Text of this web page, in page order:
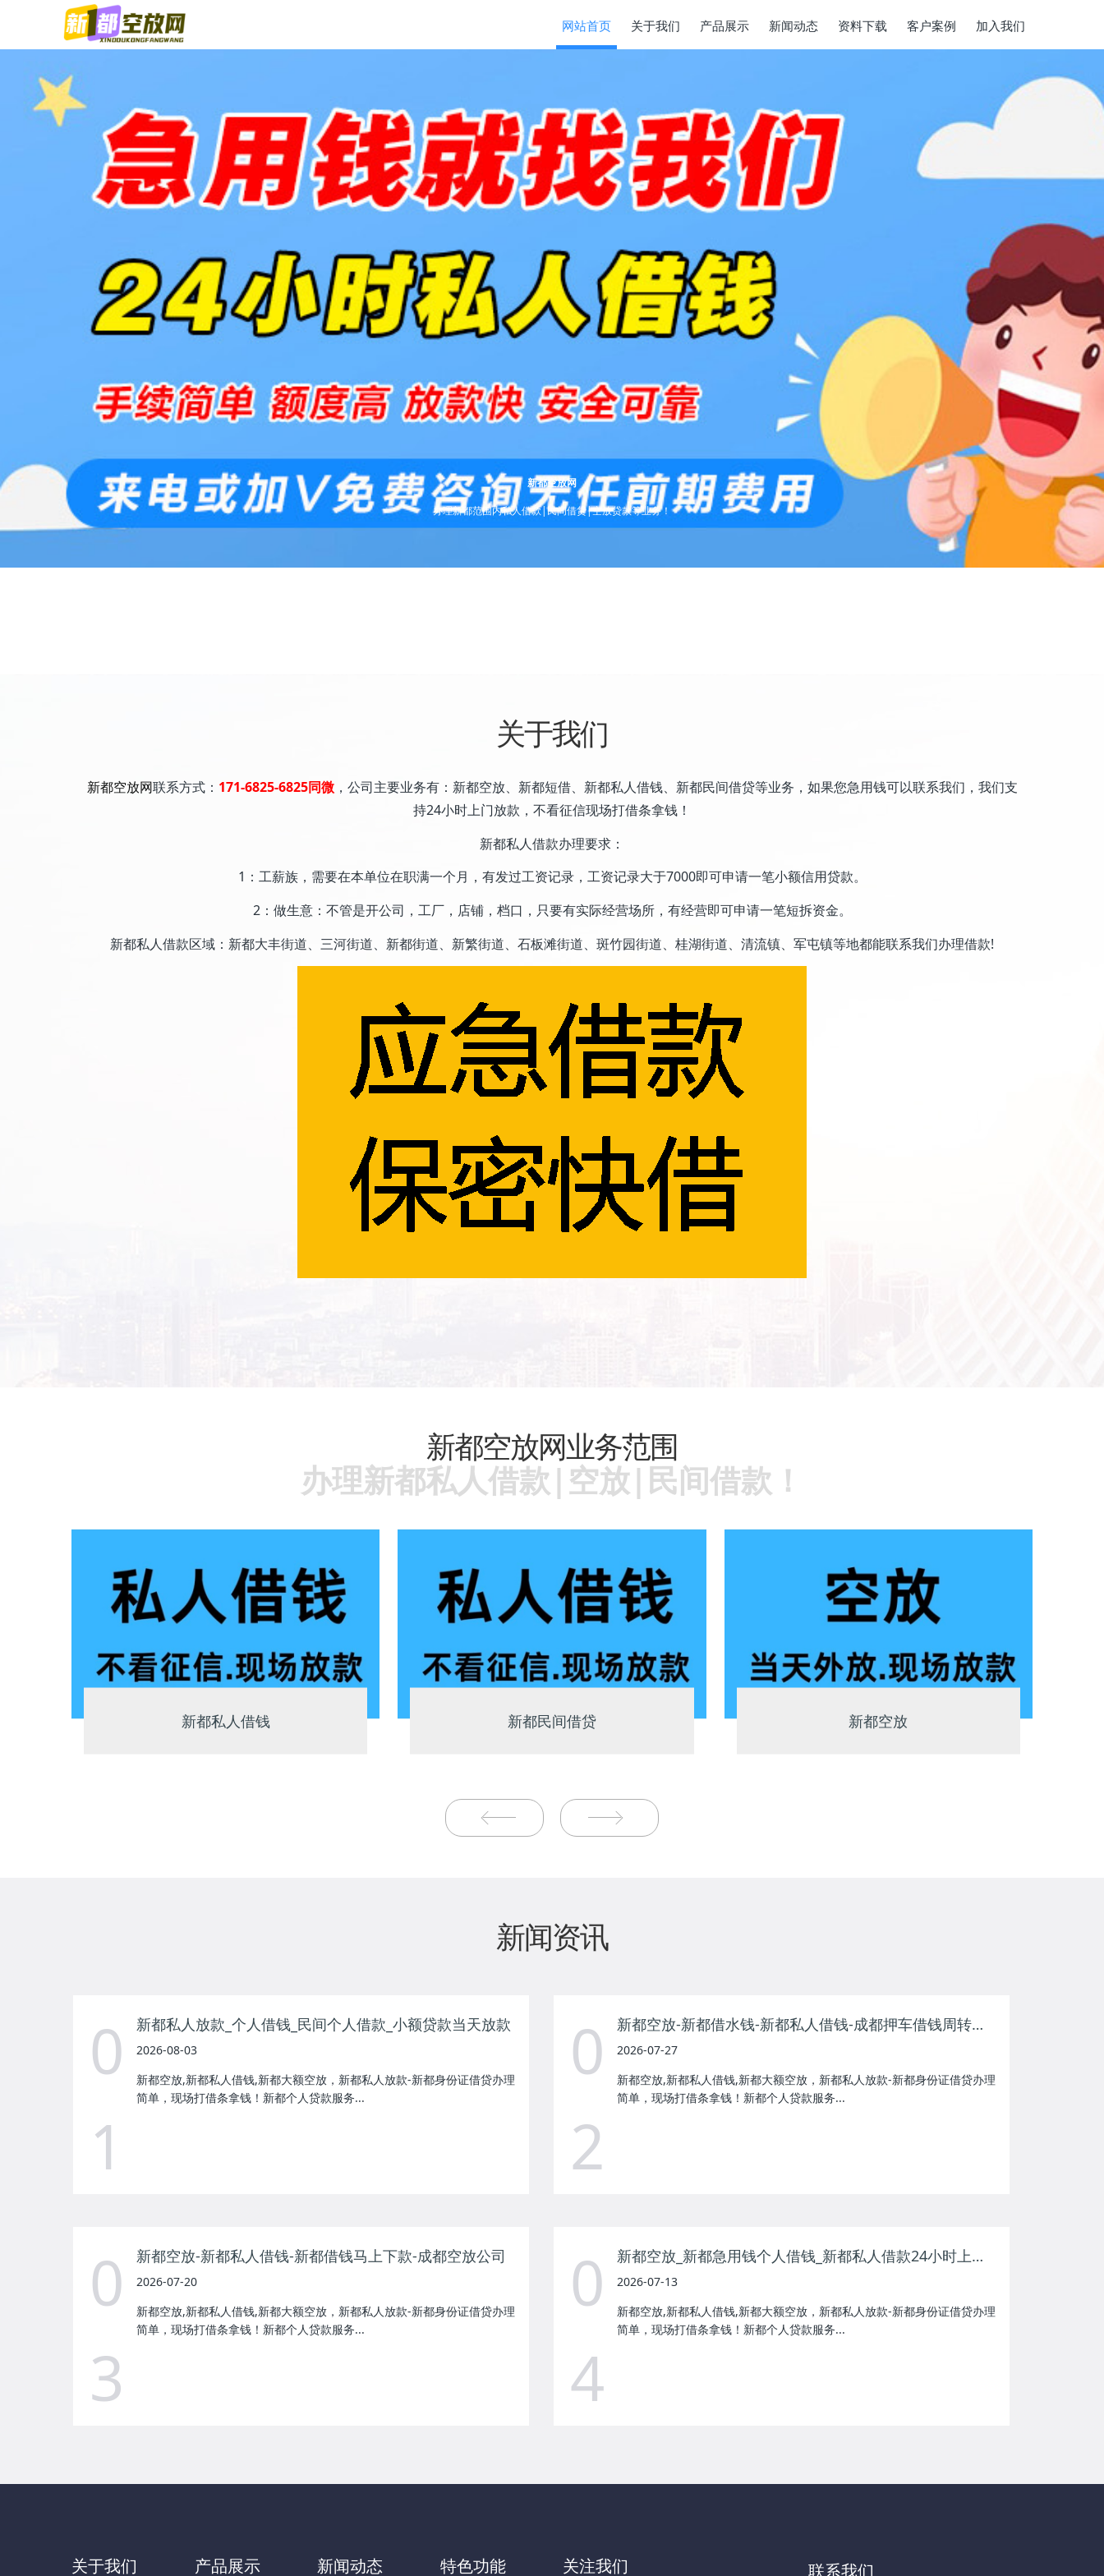
网站首页 关于我们 产品展示 新闻动态 资料下载 客户案例 加入我们
新都空放网
办理新都范围内私人借款|民间借贷|空放贷款等业务！
关于我们
新都空放网联系方式： 171-6825-6825同微，公司主要业务有：新都空放、新都短借、新都私人借钱、新都民间借贷等业务，如果您急用钱可以联系我们，我们支
持24小时上门放款，不看征信现场打借条拿钱！
新都私人借款办理要求：
1：工薪族，需要在本单位在职满一个月，有发过工资记录，工资记录大于7000即可申请一笔小额信用贷款。
2：做生意：不管是开公司，工厂，店铺，档口，只要有实际经营场所，有经营即可申请一笔短拆资金。
新都私人借款区域：新都大丰街道、三河街道、新都街道、新繁街道、石板滩街道、斑竹园街道、桂湖街道、清流镇、军屯镇等地都能联系我们办理借款!
新都空放网业务范围
办理新都私人借款|空放|民间借款！
新都私人借钱 新都民间借贷 新都空放
新闻资讯
0
1
新都私人放款_个人借钱_民间个人借款_小额贷款当天放款
2026-08-03
新都空放,新都私人借钱,新都大额空放，新都私人放款-新都身份证借贷办理
简单，现场打借条拿钱！新都个人贷款服务...
0
2
新都空放-新都借水钱-新都私人借钱-成都押车借钱周转服务
2026-07-27
新都空放,新都私人借钱,新都大额空放，新都私人放款-新都身份证借贷办理
简单，现场打借条拿钱！新都个人贷款服务...
0
3
新都空放-新都私人借钱-新都借钱马上下款-成都空放公司
2026-07-20
新都空放,新都私人借钱,新都大额空放，新都私人放款-新都身份证借贷办理
简单，现场打借条拿钱！新都个人贷款服务...
0
4
新都空放_新都急用钱个人借钱_新都私人借款24小时上门放款_新都短期借款
2026-07-13
新都空放,新都私人借钱,新都大额空放，新都私人放款-新都身份证借贷办理
简单，现场打借条拿钱！新都个人贷款服务...
关于我们 产品展示 新闻动态 特色功能 关注我们 联系我们